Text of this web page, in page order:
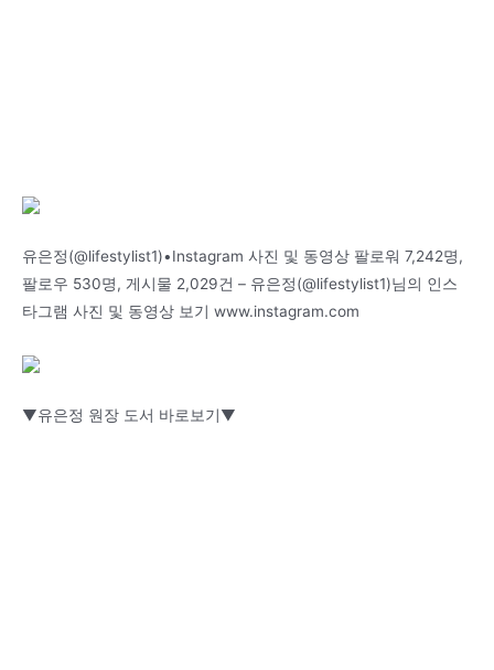
유은정(@lifestylist1)•Instagram 사진 및 동영상 팔로워 7,242명,
팔로우 530명, 게시물 2,029건 – 유은정(@lifestylist1)님의 인스
타그램 사진 및 동영상 보기 www.instagram.com
▼유은정 원장 도서 바로보기▼